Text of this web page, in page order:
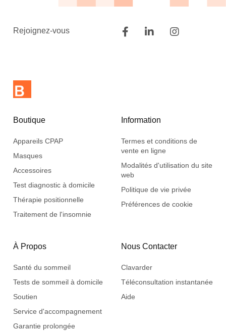
Rejoignez-vous
Boutique
Appareils CPAP
Masques
Accessoires
Test diagnostic à domicile
Thérapie positionnelle
Traitement de l'insomnie
Information
Termes et conditions de
vente en ligne
Modalités d'utilisation du site
web
Politique de vie privée
Préférences de cookie
À Propos
Santé du sommeil
Tests de sommeil à domicile
Soutien
Service d'accompagnement
Garantie prolongée
Nous Contacter
Clavarder
Téléconsultation instantanée
Aide